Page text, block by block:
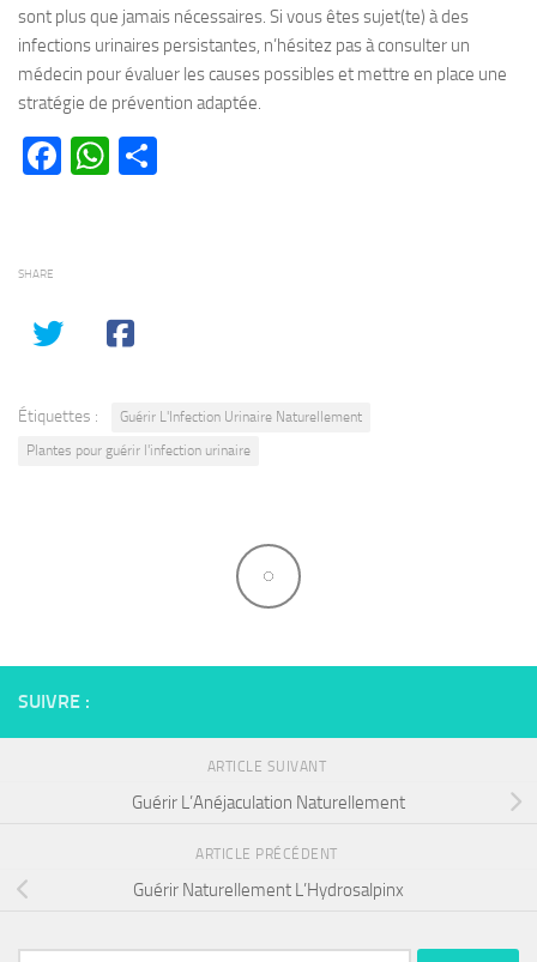
sont plus que jamais nécessaires. Si vous êtes sujet(te) à des
infections urinaires persistantes, n’hésitez pas à consulter un
médecin pour évaluer les causes possibles et mettre en place une
stratégie de prévention adaptée.
Facebook
WhatsApp
SHARE
Étiquettes :
Guérir L'Infection Urinaire Naturellement
Plantes pour guérir l'infection urinaire
SUIVRE :
ARTICLE SUIVANT
Guérir L’Anéjaculation Naturellement
ARTICLE PRÉCÉDENT
Guérir Naturellement L’Hydrosalpinx